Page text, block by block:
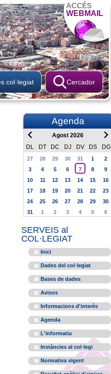
ACCÉS
WEBMAIL
Cercador
col·legiat
Agenda
Agost 2026
DL
DT DC DJ DV DS DG
27 28 29 30 31 1
2
3
4 5 6 7 8
9
10
11 12 13 14 15
16
17
18 19 20 21 22
23
24
25 26 27 28 29
30
31
1 2 3 4 5 6
SERVEIS al
COL·LEGIAT
Inici
Dades del col·legiat
Bases de dades
Avisos
Informacions d'interès
Agenda
L'informatiu
Instàncies al col·legi
Normativa vigent